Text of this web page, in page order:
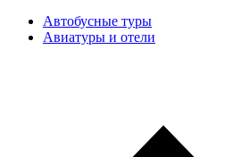
Автобусные туры
Авиатуры и отели